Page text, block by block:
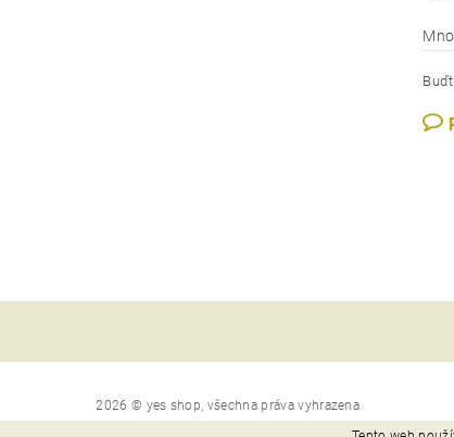
2026 © yes shop, všechna práva vyhrazena